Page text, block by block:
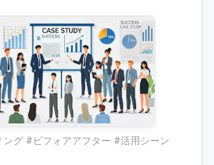
ング #ビフォアアフター #活用シーン